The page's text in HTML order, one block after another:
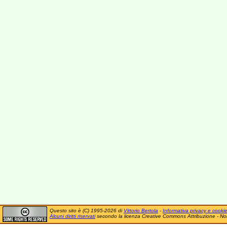
Questo sito è (C) 1995-2026 di Vittorio Bertola - Informativa privacy e cookie
Alcuni diritti riservatisecondo la licenza Creative Commons Attribuzione -